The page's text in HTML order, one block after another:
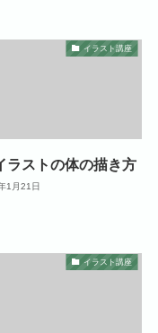
イラスト講座
ラストの体の描き方
1月21日
イラスト講座